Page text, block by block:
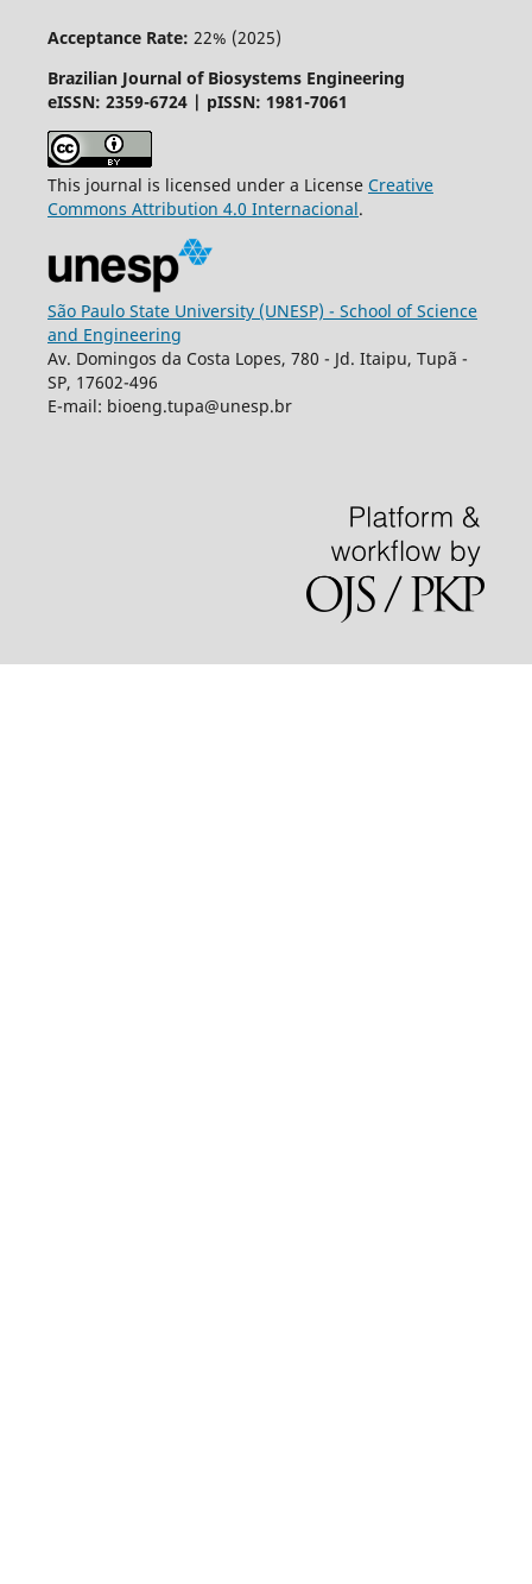
Acceptance Rate: 22% (2025)
Brazilian Journal of Biosystems Engineering
eISSN: 2359-6724 | pISSN: 1981-7061
This journal is licensed under a License Creative
Commons Attribution 4.0 Internacional.
São Paulo State University (UNESP) - School of Science
and Engineering
Av. Domingos da Costa Lopes, 780 - Jd. Itaipu, Tupã -
SP, 17602-496
E-mail: bioeng.tupa@unesp.br